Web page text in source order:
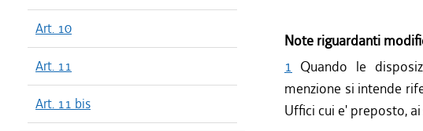
Art. 10
Art. 11
Art. 11 bis
Note riguardanti
1 Quando le
menzione si intende
Uffici cui e' preposto,